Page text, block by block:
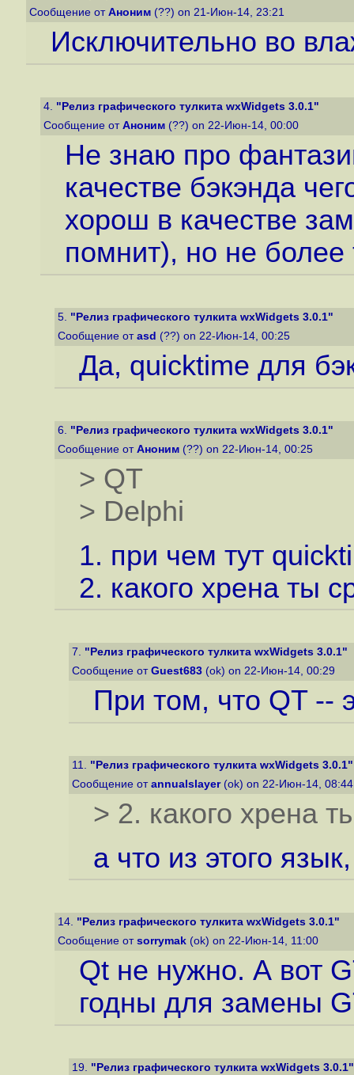
Сообщение от Аноним (??) on 21-Июн-14, 23:21
Исключительно во
4. "Релиз графического тулкита wxWidgets 3.0.1"
Сообщение от Аноним (??) on 22-Июн-14, 00:00
Не знаю про
качестве бэкэнда
хорош в качестве
помнит), но не более
5. "Релиз графического тулкита wxWidgets 3.0.1"
Сообщение от asd (??) on 22-Июн-14, 00:25
Да, quicktime для
6. "Релиз графического тулкита wxWidgets 3.0.1"
Сообщение от Аноним (??) on 22-Июн-14, 00:25
> QT
> Delphi
1. при чем тут
2. какого хрена ты
7. "Релиз графического тулкита wxWidgets 3.0.1"
Сообщение от Guest683 (ok) on 22-Июн-14, 00:29
При том, что QT --
11. "Релиз графического тулкита wxWidgets 3.0.1"
Сообщение от annualslayer(ok) on 22-Июн-14,
> 2. какого хрена
а что из этого
14. "Релиз графического тулкита wxWidgets 3.0.1"
Сообщение от sorrymak (ok) on 22-Июн-14, 11:00
Qt не нужно. А вот
годны для замены
19. "Релиз графического тулкита wxWidgets 3.0.1"